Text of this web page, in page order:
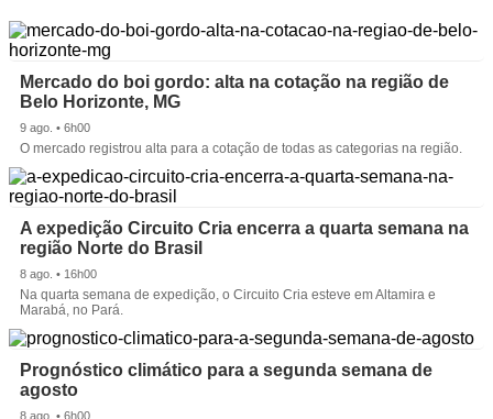
Mercado do boi gordo: alta na cotação na região de
Belo Horizonte, MG
9 ago. • 6h00
O mercado registrou alta para a cotação de todas as categorias na região.
A expedição Circuito Cria encerra a quarta semana na
região Norte do Brasil
8 ago. • 16h00
Na quarta semana de expedição, o Circuito Cria esteve em Altamira e
Marabá, no Pará.
Prognóstico climático para a segunda semana de
agosto
8 ago. • 6h00